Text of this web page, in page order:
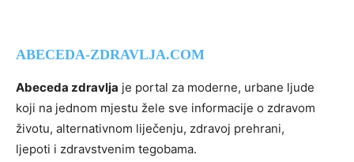
ABECEDA-ZDRAVLJA.COM
Abeceda zdravlja je portal za moderne, urbane ljude
koji na jednom mjestu žele sve informacije o zdravom
životu, alternativnom liječenju, zdravoj prehrani,
ljepoti i zdravstvenim tegobama.